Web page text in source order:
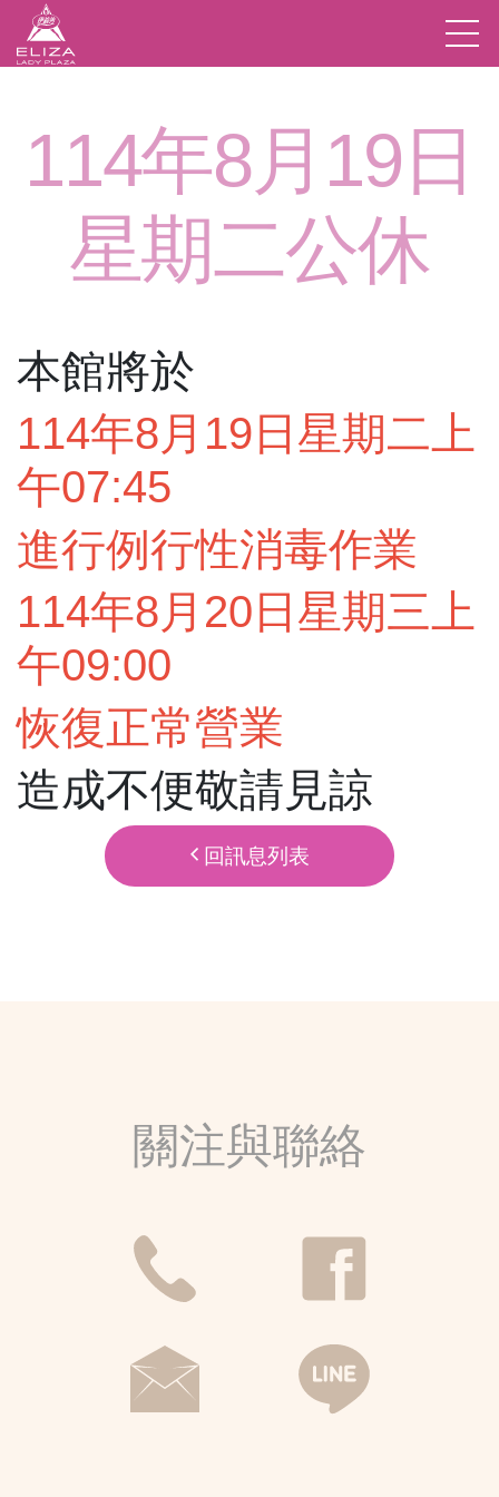
114年8月19日
星期二公休
本館將於
114年8月19日星期二上
午07:45
進行例行性消毒作業
114年8月20日星期三上
午09:00
恢復正常營業
造成不便敬請見諒
回訊息列表
關注與聯絡